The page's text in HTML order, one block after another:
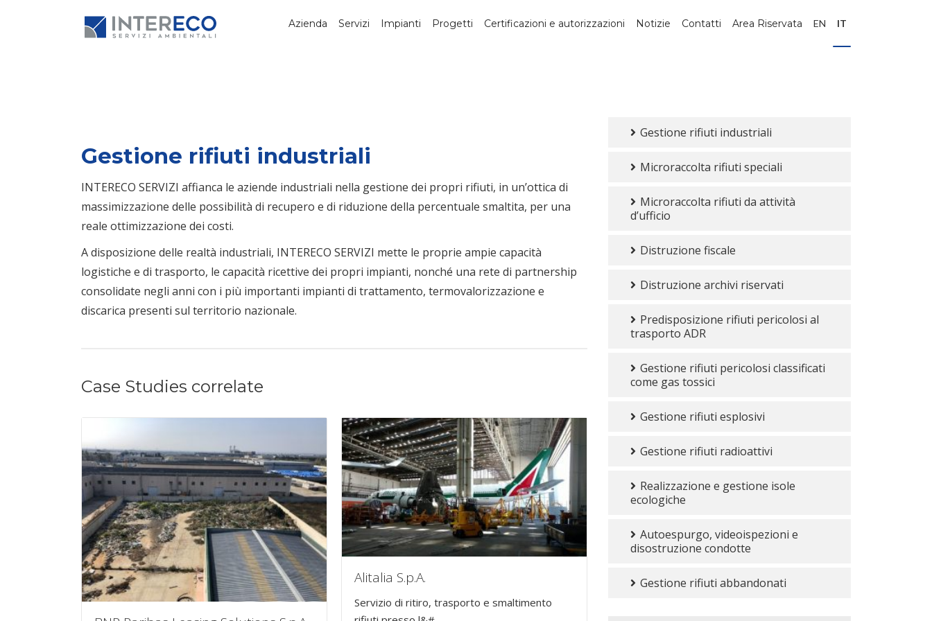
Azienda Servizi Impianti Progetti Certificazioni e autorizzazioni Notizie Contatti Area Riservata EN IT
Gestione rifiuti industriali
INTERECO SERVIZI affianca le aziende industriali nella gestione dei propri rifiuti, in un’ottica di
massimizzazione delle possibilità di recupero e di riduzione della percentuale smaltita, per una
reale ottimizzazione dei costi.
A disposizione delle realtà industriali, INTERECO SERVIZI mette le proprie ampie capacità
logistiche e di trasporto, le capacità ricettive dei propri impianti, nonché una rete di partnership
consolidate negli anni con i più importanti impianti di trattamento, termovalorizzazione e
discarica presenti sul territorio nazionale.
Case Studies correlate
Alitalia S.p.A.
Servizio di ritiro, trasporto e smaltimento
Gestione rifiuti industriali
Microraccolta rifiuti speciali
Microraccolta rifiuti da attività
d’ufficio
Distruzione fiscale
Distruzione archivi riservati
Predisposizione rifiuti pericolosi al
trasporto ADR
Gestione rifiuti pericolosi classificati
come gas tossici
Gestione rifiuti esplosivi
Gestione rifiuti radioattivi
Realizzazione e gestione isole
ecologiche
Autoespurgo, videoispezioni e
disostruzione condotte
Gestione rifiuti abbandonati